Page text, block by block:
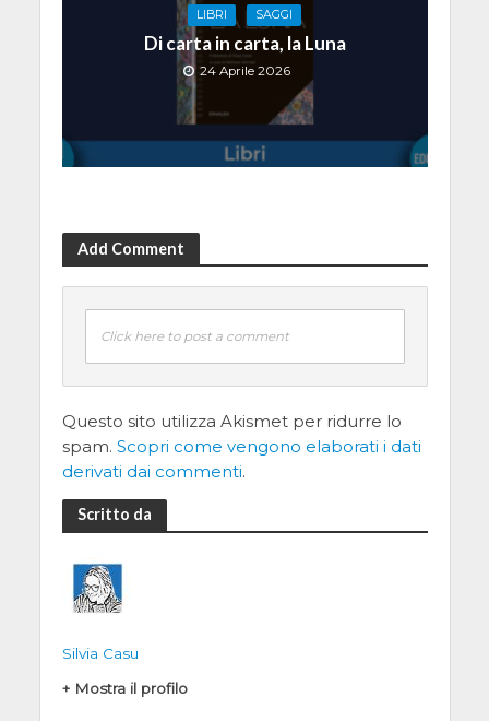
LIBRI SAGGI
Di carta in carta, la Luna
24 Aprile 2026
Add Comment
Click here to post a comment
Questo sito utilizza Akismet per ridurre lo
spam. Scopri come vengono elaborati i dati
derivati dai commenti.
Scritto da
Silvia Casu
+ Mostra il profilo